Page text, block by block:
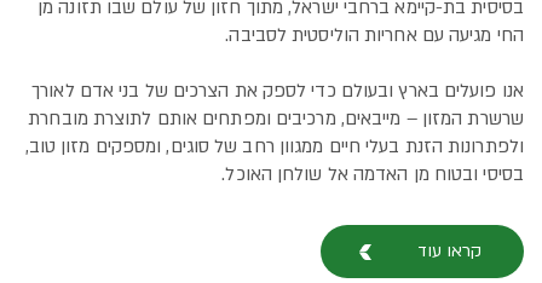
בסיסית בת-קיימא ברחבי ישראל, מתוך חזון של עולם שבו תזונה מן
החי מגיעה עם אחריות הוליסטית לסביבה.
אנו פועלים בארץ ובעולם כדי לספק את הצרכים של בני אדם לאורך
שרשרת המזון – מייבאים, מרכיבים ומפתחים אותם לתוצרת מובחרת
ולפתרונות הזנת בעלי חיים ממגוון רחב של סוגים, ומספקים מזון טוב,
בסיסי ובטוח מן האדמה אל שולחן האוכל.
קראו עוד